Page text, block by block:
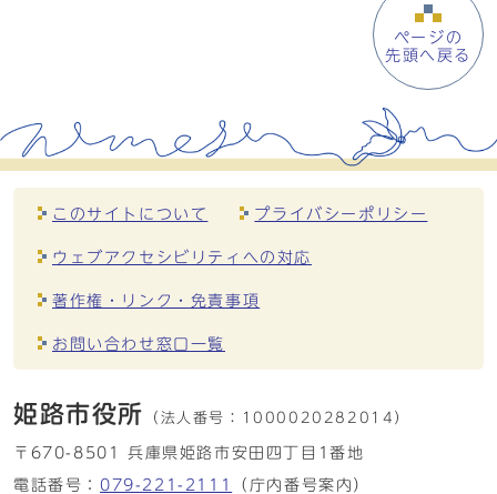
ページの
先頭へ戻る
このサイトについて プライバシーポリシー
ウェブアクセシビリティへの対応
著作権・リンク・免責事項
お問い合わせ窓口一覧
姫路市役所 （法人番号： 1000020282014）
〒670-8501 兵庫県姫路市安田四丁目1番地
電話番号： 079-221-2111
（庁内番号案内）